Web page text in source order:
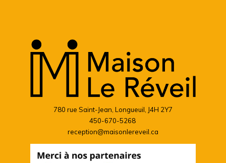
780 rue Saint-Jean, Longueuil, J4H 2Y7
450-670-5268
reception@maisonlereveil.ca